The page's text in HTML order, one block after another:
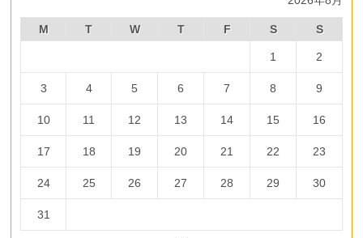
M T W T F S S
1 2
3 4 5 6 7 8 9
10 11 12 13 14 15 16
17 18 19 20 21 22 23
24 25 26 27 28 29 30
31